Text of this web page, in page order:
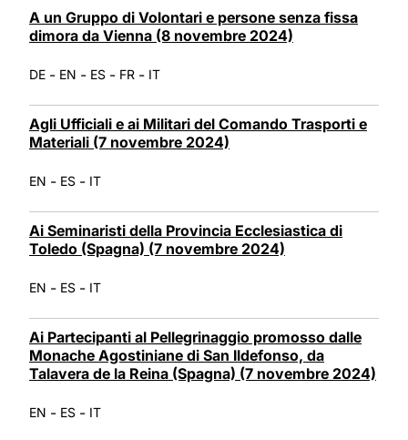
A un Gruppo di Volontari e persone senza fissa
dimora da Vienna (8 novembre 2024)
DE - EN - ES - FR - IT
Agli Ufficiali e ai Militari del Comando Trasporti e
Materiali (7 novembre 2024)
EN - ES - IT
Ai Seminaristi della Provincia Ecclesiastica di
Toledo (Spagna) (7 novembre 2024)
EN - ES - IT
Ai Partecipanti al Pellegrinaggio promosso dalle
Monache Agostiniane di San Ildefonso, da
Talavera de la Reina (Spagna) (7 novembre 2024)
EN - ES - IT